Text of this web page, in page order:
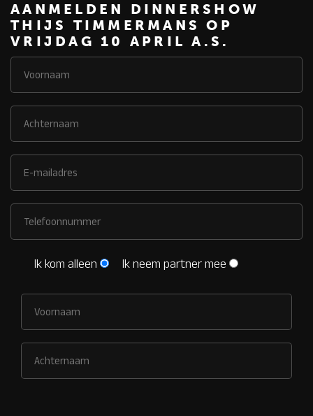
AANMELDEN DINNERSHOW
THIJS TIMMERMANS OP
VRIJDAG 10 APRIL A.S.
Ik kom alleen Ik neem partner mee